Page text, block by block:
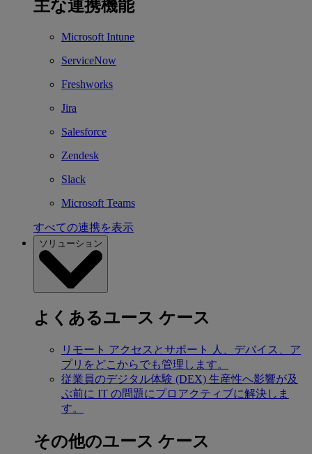
主な連携機能
Microsoft Intune
ServiceNow
Freshworks
Jira
Salesforce
Zendesk
Slack
Microsoft Teams
すべての連携を表示
ソリューション
よくあるユース ケース
リモート アクセスとサポート
人、デバイス、ア
プリをどこからでも管理します。
従業員のデジタル体験 (DEX) 生産性へ影響が及
ぶ前に IT の問題にプロアクティブに解決しま
す。
その他のユース ケース